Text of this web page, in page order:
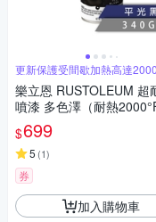
更新保護受間歇加熱高達
面
樂立恩 RUSTOLEUM 超
噴漆 多色澤（耐熱
0g）
$699
5 (1)
券
加入購物車